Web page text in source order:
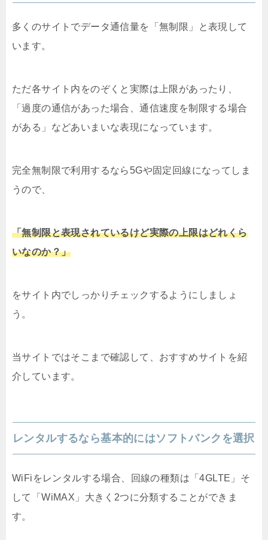
多くのサイトでデータ通信量を「無制限」と表現して
います。
ただ各サイト内をのぞくと実際は上限があったり、
「過度の通信があった場合、通信速度を制限する場合
がある」などあいまいな表現になっています。
完全無制限で利用するなら5Gや固定回線になってしま
うので、
「無制限と表現されているけど実際の上限はどれくら
いなのか？」
をサイト内でしっかりチェックするようにしましょ
う。
当サイトではそこまで確認して、おすすめサイトを紹
介しています。
レンタルするなら基本的にはソフトバンクを選択
WiFiをレンタルする場合、回線の種類は「4GLTE」そ
して「WiMAX」大きく2つに分類することができま
す。